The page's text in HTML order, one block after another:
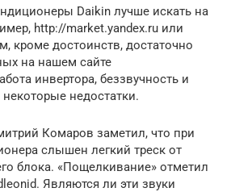
Daikin лучше искать на
http://market.yandex.ru или
кроме достоинств, достаточно
на нашем сайте
инвертора, беззвучность и
недостатки.
Комаров заметил, что при
слышен легкий треск от
блока. «Пощелкивание» отметил
Являются ли эти звуки